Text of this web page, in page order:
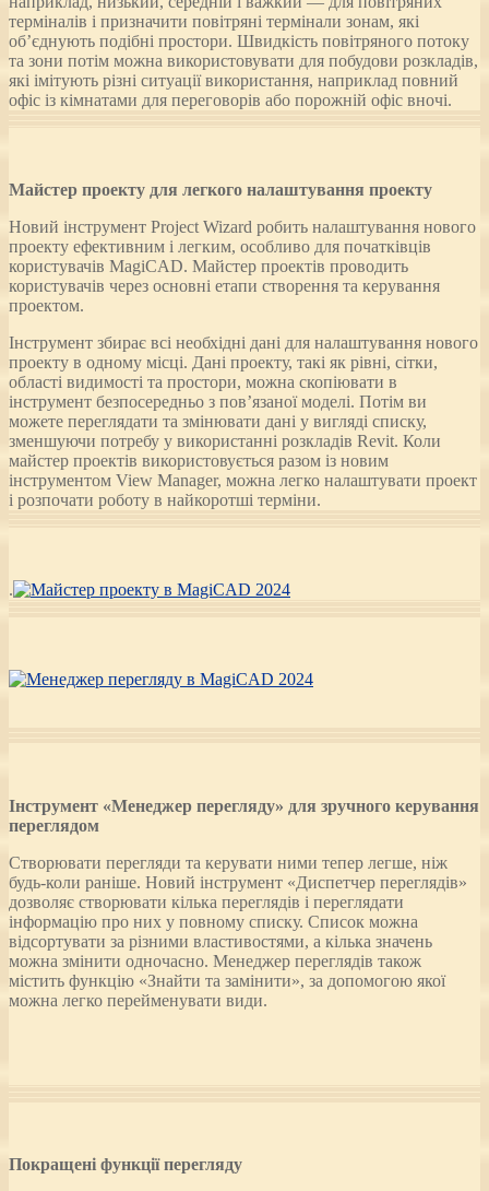
терміналів і призначити повітряні термінали зонам, які
об’єднують подібні простори. Швидкість повітряного потоку
та зони потім можна використовувати для побудови розкладів,
які імітують різні ситуації використання, наприклад повний
офіс із кімнатами для переговорів або порожній офіс вночі.
Майстер проекту для легкого налаштування проекту
Новий інструмент Project Wizard робить налаштування нового
проекту ефективним і легким, особливо для початківців
користувачів MagiCAD. Майстер проектів проводить
користувачів через основні етапи створення та керування
проектом.
Інструмент збирає всі необхідні дані для налаштування нового
проекту в одному місці. Дані проекту, такі як рівні, сітки,
області видимості та простори, можна скопіювати в
інструмент безпосередньо з пов’язаної моделі. Потім ви
можете переглядати та змінювати дані у вигляді списку,
зменшуючи потребу у використанні розкладів Revit. Коли
майстер проектів використовується разом із новим
інструментом View Manager, можна легко налаштувати проект
і розпочати роботу в найкоротші терміни.
.
Інструмент «Менеджер перегляду» для зручного керування
переглядом
Створювати перегляди та керувати ними тепер легше, ніж
будь-коли раніше. Новий інструмент «Диспетчер переглядів»
дозволяє створювати кілька переглядів і переглядати
інформацію про них у повному списку. Список можна
відсортувати за різними властивостями, а кілька значень
можна змінити одночасно. Менеджер переглядів також
містить функцію «Знайти та замінити», за допомогою якої
можна легко перейменувати види.
Покращені функції перегляду